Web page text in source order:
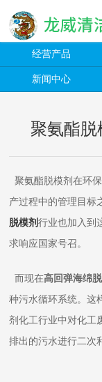
经营产品
新闻中心
聚氨酯脱
聚氨酯脱模剂在环
产过程中的管理目标
脱模剂行业也加入到
求响应国家号召。
而现在高回弹海绵
种污水循环系统。这
剂化工行业中对化工
排出的污水进行二次